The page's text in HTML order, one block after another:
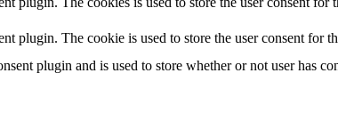
plugin. The cookie is used to store the user consent for
plugin and is used to store whether or not user has